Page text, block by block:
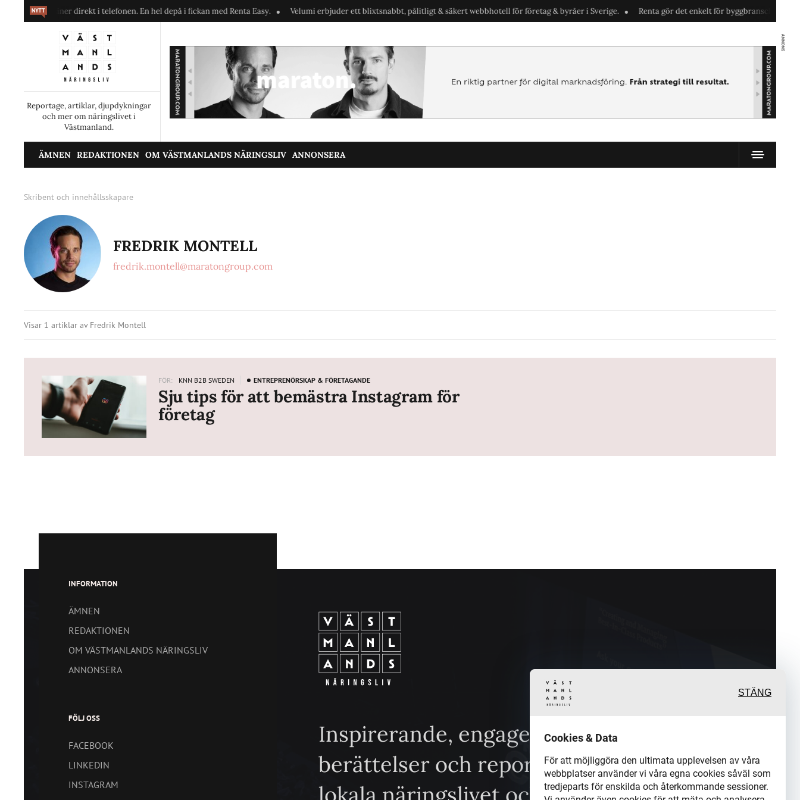
maskiner direkt i telefonen. En hel depå i fickan med Renta Easy. Velumi erbjuder ett blixtsnabbt, pålitligt & säkert webbhotell för företag & byråer i Sverige. Renta gör det enkelt för byggbranschen att
Reportage, artiklar, djupdykningar
och mer om näringslivet i
Västmanland.
ANNONS
ÄMNEN REDAKTIONEN OM VÄSTMANLANDS NÄRINGSLIV ANNONSERA
Skribent och innehållsskapare
FREDRIK MONTELL
fredrik.montell@maratongroup.com
Visar 1 artiklar av Fredrik Montell
FÖR: KNN B2B SWEDEN ENTREPRENÖRSKAP & FÖRETAGANDE
Sju tips för att bemästra Instagram för
företag
INFORMATION
ÄMNEN
REDAKTIONEN
OM VÄSTMANLANDS NÄRINGSLIV
ANNONSERA
FÖLJ OSS
FACEBOOK
LINKEDIN
INSTAGRAM
Inspirerande, engagerande och värdefulla
berättelser och reportage från och om det
STÄNG
Cookies & Data
För att möjliggöra den ultimata upplevelsen av våra
webbplatser använder vi våra egna cookies såväl som
tredjeparts för enskilda och återkommande sessioner.